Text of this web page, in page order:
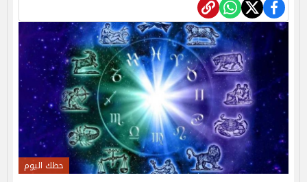
حظك اليوم